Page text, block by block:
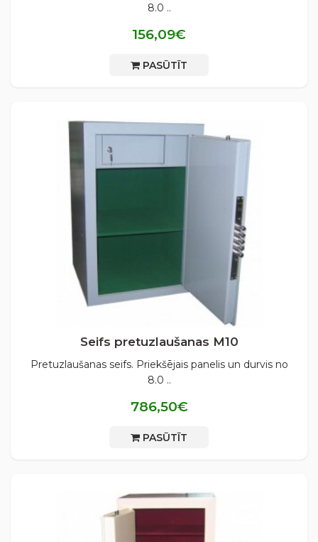
8.0 ..
156,09€
PASŪTĪT
Seifs pretuzlaušanas М10
Pretuzlaušanas seifs. Priekšējais panelis un durvis no
8.0 ..
786,50€
PASŪTĪT